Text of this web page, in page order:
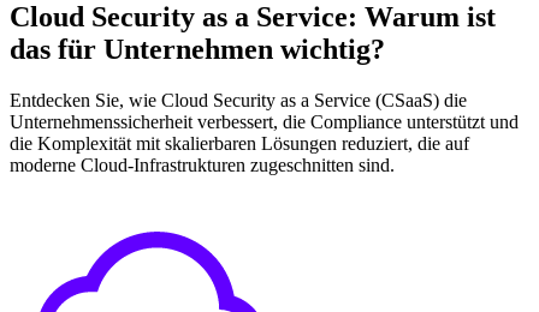
Cloud Security as a Service: Warum ist
das für Unternehmen wichtig?
Entdecken Sie, wie Cloud Security as a Service (CSaaS) die
Unternehmenssicherheit verbessert, die Compliance unterstützt und
die Komplexität mit skalierbaren Lösungen reduziert, die auf
moderne Cloud-Infrastrukturen zugeschnitten sind.